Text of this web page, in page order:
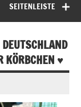
SEITENLEISTE
KÖRBCHEN ♥